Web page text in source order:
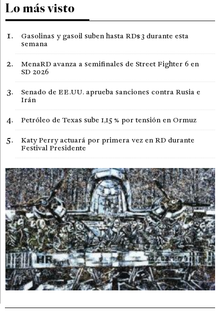
Lo más visto
Gasolinas y gasoil suben hasta RD$3 durante esta
semana
MenaRD avanza a semifinales de Street Fighter 6 en
SD 2026
Senado de EE.UU. aprueba sanciones contra Rusia e
Irán
Petróleo de Texas sube 1,15 % por tensión en Ormuz
Katy Perry actuará por primera vez en RD durante
Festival Presidente